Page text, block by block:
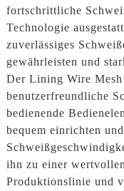
fortschrittliche
Technologie
zuverlässiges
gewährleisten und
Der Lining Wire
benutzerfreundliche
bedienende
bequem einrichten
ihn zu einer
Produktionslinie und